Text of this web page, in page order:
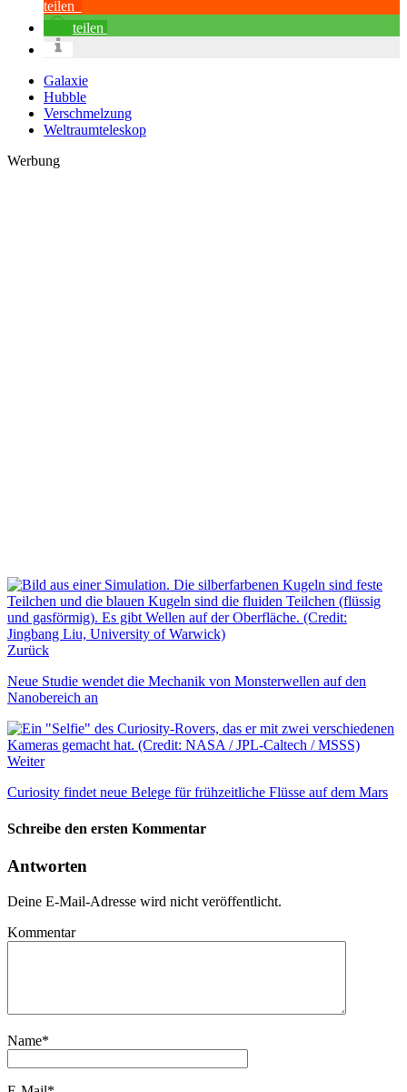
teilen
teilen
Galaxie
Hubble
Verschmelzung
Weltraumteleskop
Werbung
Zurück
Neue Studie wendet die Mechanik von Monsterwellen auf den
Nanobereich an
Weiter
Curiosity findet neue Belege für frühzeitliche Flüsse auf dem Mars
Schreibe den ersten Kommentar
Antworten
Deine E-Mail-Adresse wird nicht veröffentlicht.
Kommentar
Name*